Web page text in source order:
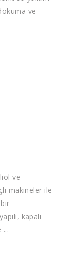
ve
ve
makineler ile
kapalı
...